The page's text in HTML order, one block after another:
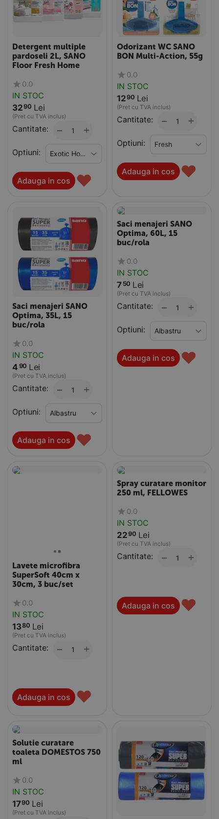
Detergent multiple
pardoseli 2L, SANO
Floor Fresh Home
0.0
IN STOC
3290 Lei
(Pret cu TVA inclus)
Cantitate: +
−
Optiuni:
Adauga in cos ♥
Odorizant WC SANO
BON Multi-Action, 55g
0.0
IN STOC
1290 Lei
(Pret cu TVA inclus)
Cantitate: +
−
Optiuni:
Adauga in cos ♥
Saci menajeri SANO
Optima, 35L, 15
buc/rola
0.0
IN STOC
4 90 Lei
(Pret cu TVA inclus)
Cantitate: +
−
Optiuni:
Adauga in cos ♥
Saci menajeri SANO
Optima, 60L, 15
buc/rola
0.0
IN STOC
7 50 Lei
(Pret cu TVA inclus)
Cantitate: +
−
Optiuni:
Adauga in cos ♥
Lavete microfibra
SuperSoft 40cm x
30cm, 3 buc/set
0.0
IN STOC
1380 Lei
(Pret cu TVA inclus)
Cantitate: +
−
Adauga in cos ♥
Spray curatare monitor
250 ml, FELLOWES
0.0
IN STOC
2290 Lei
(Pret cu TVA inclus)
Cantitate: +
−
Adauga in cos ♥
Solutie curatare
toaleta DOMESTOS 750
ml
0.0
IN STOC
1790 Lei
(Pret cu TVA inclus)